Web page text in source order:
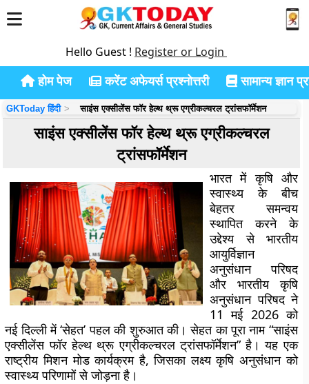
Hello Guest ! Register or Login
होम पेज करेंट अफेयर्स प्रश्नोत्तरी सामान्य ज्ञान
GKToday हिंदी साइंस एक्सीलेंस फॉर हेल्थ थ्रू एग्रीकल्चरल ट्रांसफॉर्मेशन
साइंस एक्सीलेंस फॉर हेल्थ थ्रू एग्रीकल्चरल
ट्रांसफॉर्मेशन
भारत में कृषि और
स्वास्थ्य के बीच
बेहतर समन्वय
स्थापित करने के
उद्देश्य से भारतीय
आयुर्विज्ञान
अनुसंधान परिषद
और भारतीय कृषि
अनुसंधान परिषद ने
11 मई 2026 को
नई दिल्ली में ‘सेहत’ पहल की शुरुआत की। सेहत का पूरा नाम “साइंस
एक्सीलेंस फॉर हेल्थ थ्रू एग्रीकल्चरल ट्रांसफॉर्मेशन” है। यह एक
राष्ट्रीय मिशन मोड कार्यक्रम है, जिसका लक्ष्य कृषि अनुसंधान को
स्वास्थ्य परिणामों से जोड़ना है।